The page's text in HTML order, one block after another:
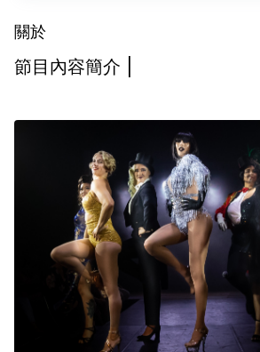
關於
節目內容簡介 |